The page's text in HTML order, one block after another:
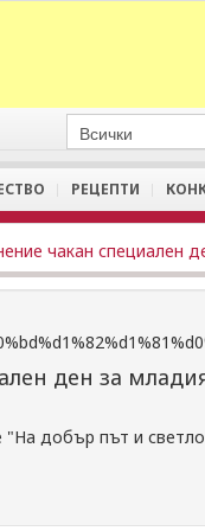
РЕЦЕПТИ
ден за
"На добър път и